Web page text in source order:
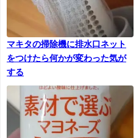
マキタの掃除機に排水口ネット
をつけたら何かが変わった気が
する